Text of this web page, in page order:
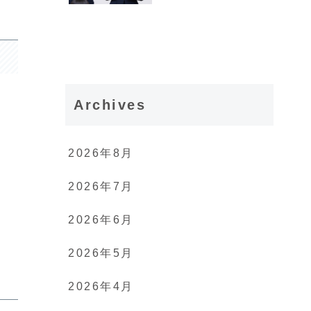
Archives
2026年8月
2026年7月
2026年6月
2026年5月
2026年4月